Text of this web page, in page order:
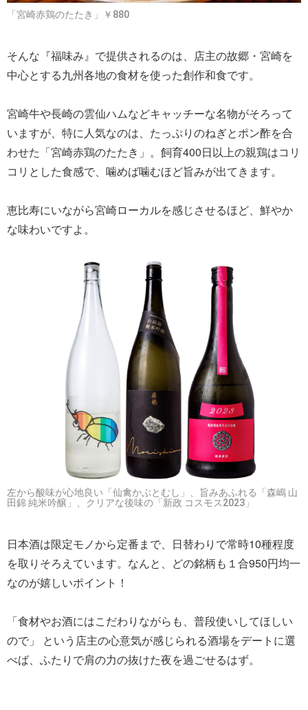
「宮崎赤鶏のたたき」￥880
そんな『福味み』で提供されるのは、店主の故郷・宮崎を
中心とする九州各地の食材を使った創作和食です。
宮崎牛や長崎の雲仙ハムなどキャッチーな名物がそろって
いますが、特に人気なのは、たっぷりのねぎとポン酢を合
わせた「宮崎赤鶏のたたき」。飼育400日以上の親鶏はコリ
コリとした食感で、噛めば噛むほど旨みが出てきます。
恵比寿にいながら宮崎ローカルを感じさせるほど、鮮やか
な味わいですよ。
左から酸味が心地良い「仙禽かぶとむし」、旨みあふれる「森嶋 山
田錦 純米吟醸」、クリアな後味の「新政 コスモス2023」
日本酒は限定モノから定番まで、日替わりで常時10種程度
を取りそろえています。なんと、どの銘柄も１合950円均一
なのが嬉しいポイント！
「食材やお酒にはこだわりながらも、普段使いしてほしい
ので」 という店主の心意気が感じられる酒場をデートに選
べば、ふたりで肩の力の抜けた夜を過ごせるはず。